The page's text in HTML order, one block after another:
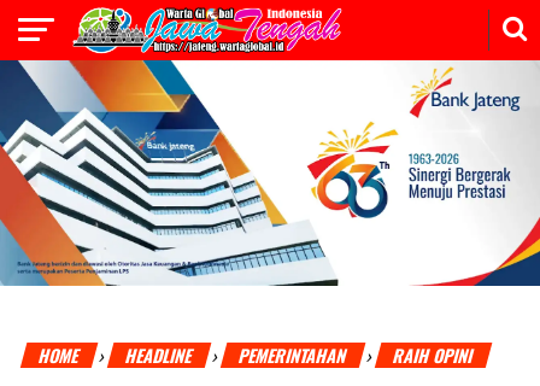
HOME › HEADLINE › PEMERINTAHAN › RAIH OPINI